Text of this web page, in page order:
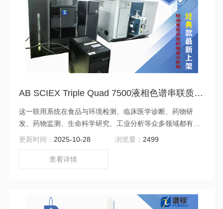
AB SCIEX Triple Quad 7500液相色谱串联质谱仪+液相40A（二手）
这一联用系统在食品与环境检测、临床医学诊断、药物研
发、药物监测、生命科学研究、工业分析等众多领域都有广
泛的应用前景。例如，在食品安全检测中，可用于检测食品
医学领域，可用于检测血液、尿液等生物样品中的药物浓
更新时间： 2025-10-28 浏览量： 2499
查看详情